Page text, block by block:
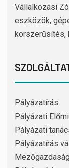
Vállalkozási
eszközök,
korszerűsítés,
Pályázatírás
Pályázati
Pályázati
Pályázatírás